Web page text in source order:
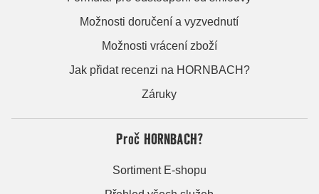
Možnosti doručení a vyzvednutí
Možnosti vrácení zboží
Jak přidat recenzi na HORNBACH?
Záruky
Proč HORNBACH?
Sortiment E-shopu